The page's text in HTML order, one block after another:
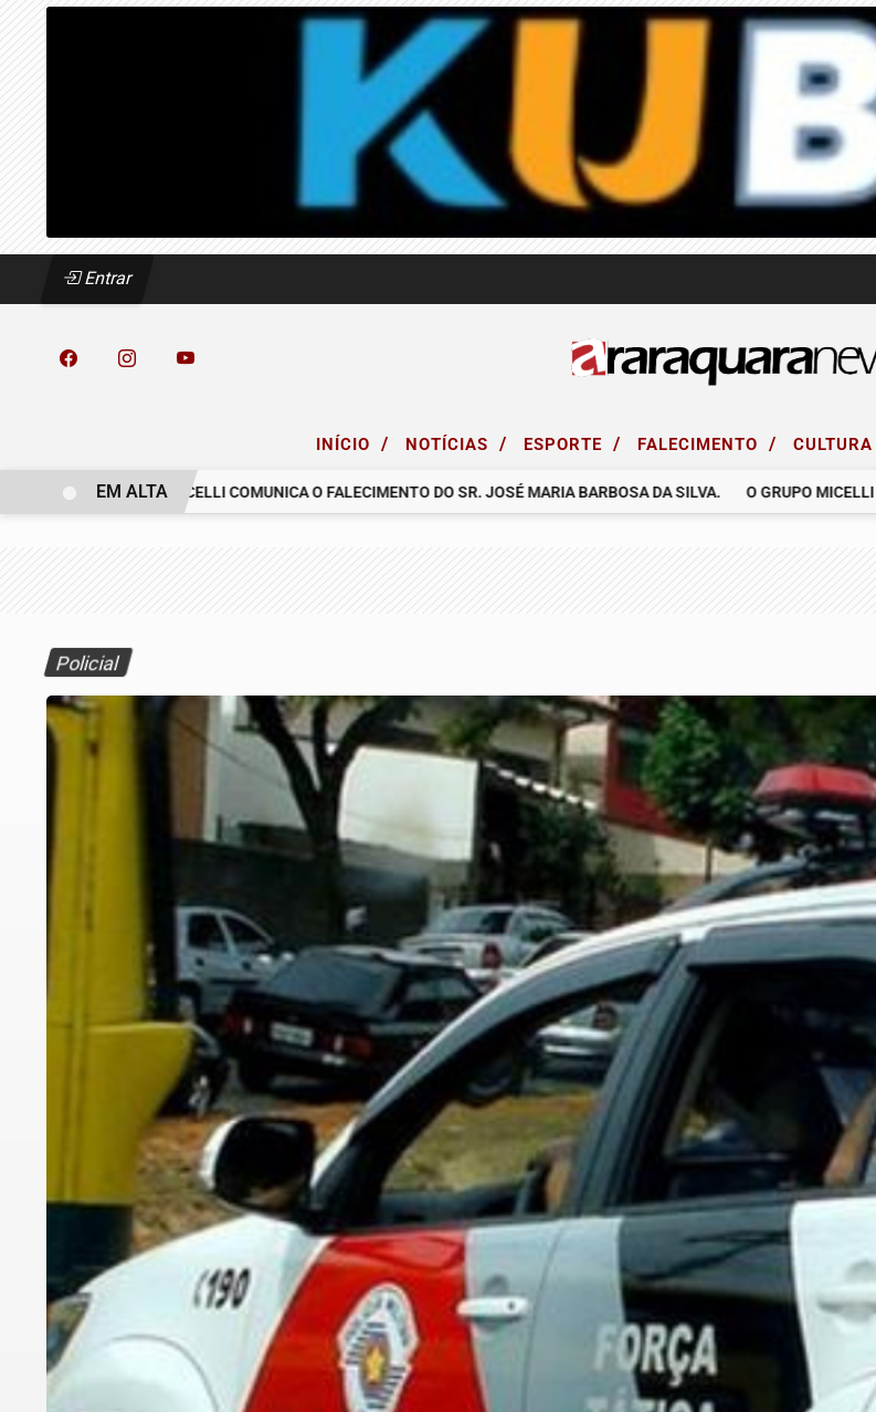
Entrar
INÍCIO / NOTÍCIAS / ESPORTE / FALECIMENTO / CULTURA
O GRUPO MICELLI COMUNICA O FALECIMENTO DO SR. JOSÉ MARIA BARBOSA DA SILVA. O GRUPO MICELLI
EM ALTA
Policial